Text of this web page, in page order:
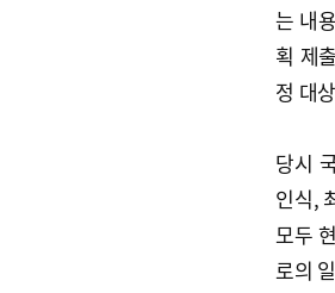
는 내
획 제
정 대
당시
인식,
모두
로의